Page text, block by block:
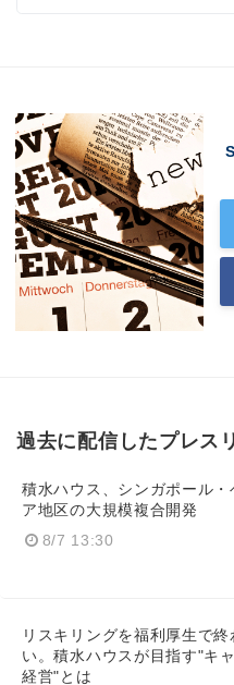
過去に配信したプレス
積水ハウス、シンガポール・
ア地区の大規模複合開発
8/7 13:30
リスキリングを福利厚生で終
い。積水ハウスが目指す"キ
経営"とは